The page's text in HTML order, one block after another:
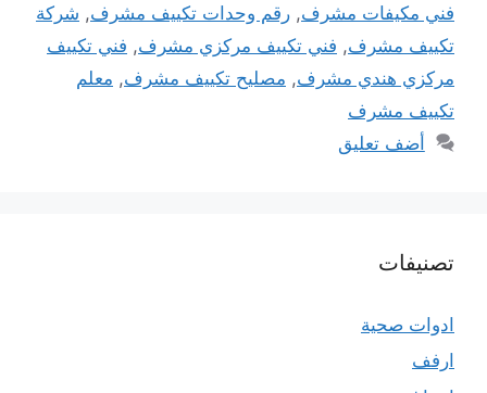
فني مكيفات مشرف, رقم وحدات تكييف مشرف, شركة
تكييف مشرف, فني تكييف مركزي مشرف, فني تكييف
مركزي هندي مشرف, مصليح تكييف مشرف, معلم
تكييف مشرف
أضف تعليق
تصنيفات
ادوات صحية
ارفف